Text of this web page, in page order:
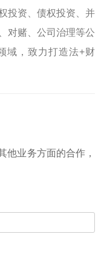
投资、债权投资、并
对赌、公司治理等公
域，致力打造法+财
他业务方面的合作，